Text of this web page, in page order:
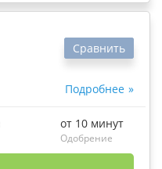
Подробнее
Сравнить
от 10 минут
Одобрение